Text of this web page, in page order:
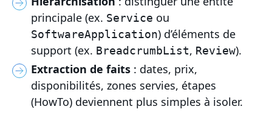
principale (ex. Service ou
SoftwareApplication) d’éléments de
support (ex. BreadcrumbList, Review).
Extraction de faits : dates, prix,
disponibilités, zones servies, étapes
(HowTo) deviennent plus simples à isoler.